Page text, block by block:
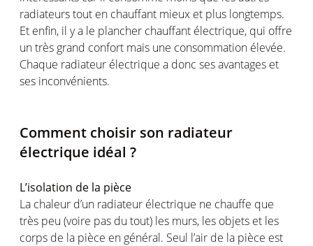
radiateurs tout en chauffant mieux et plus longtemps.
Et enfin, il y a le plancher chauffant électrique, qui offre
un très grand confort mais une consommation élevée.
Chaque radiateur électrique a donc ses avantages et
ses inconvénients.
Comment choisir son radiateur
électrique idéal ?
L’isolation de la pièce
La chaleur d’un radiateur électrique ne chauffe que
très peu (voire pas du tout) les murs, les objets et les
corps de la pièce en général. Seul l’air de la pièce est